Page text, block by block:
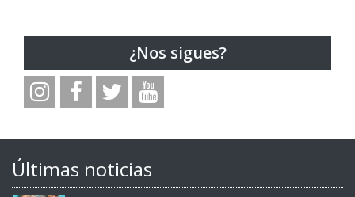
¿Nos sigues?
Últimas noticias